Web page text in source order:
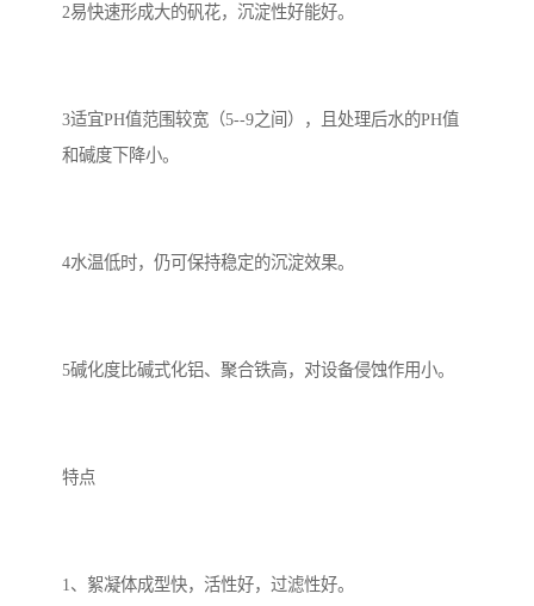
2易快速形成大的矾花，沉淀性好能好。
3适宜PH值范围较宽（5--9之间），且处理后水的PH值
和碱度下降小。
4水温低时，仍可保持稳定的沉淀效果。
5碱化度比碱式化铝、聚合铁高，对设备侵蚀作用小。
特点
1、絮凝体成型快，活性好，过滤性好。